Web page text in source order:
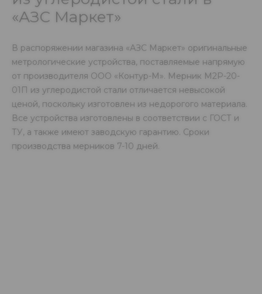
«АЗС Маркет»
В распоряжении магазина «АЗС Маркет» оригинальные
метрологические устройства, поставляемые напрямую
от производителя ООО «Контур-М». Мерник М2Р-20-
01П из углеродистой стали отличается невысокой
ценой, поскольку изготовлен из недорогого материала.
Все устройства изготовлены в соответствии с ГОСТ и
ТУ, а также имеют заводскую гарантию. Сроки
производства мерников 7-10 дней.